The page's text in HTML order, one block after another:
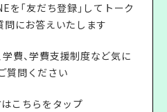
を「友だち登録」してトーク
問にお答えいたします
費、学費支援制度など気に
質問ください
こちらをタップ